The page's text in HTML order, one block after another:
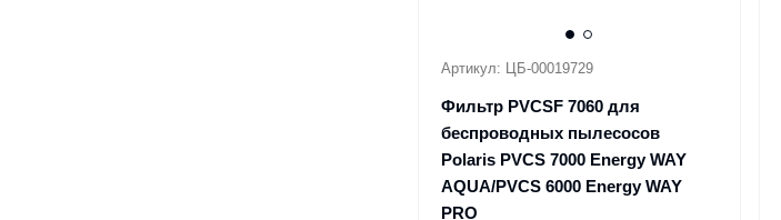
Артикул: ЦБ-00019729
Фильтр PVCSF 7060 для
беспроводных пылесосов
Polaris PVCS 7000 Energy WAY
AQUA/PVCS 6000 Energy WAY
PRO